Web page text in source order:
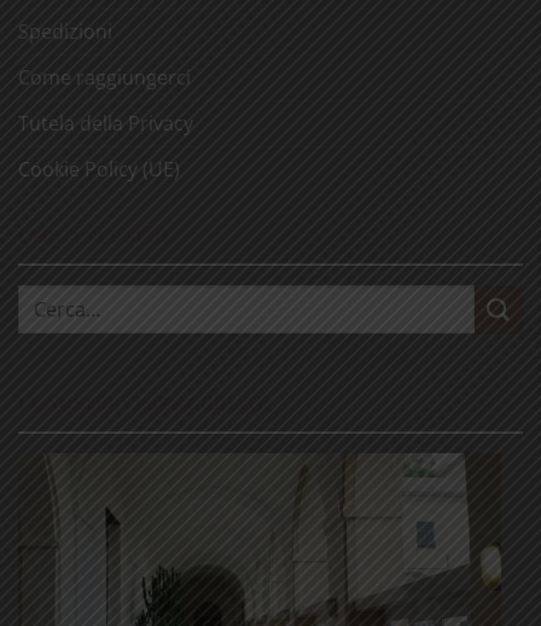
Spedizioni
Come raggiungerci
Tutela della Privacy
Cookie Policy (UE)
Cerca: